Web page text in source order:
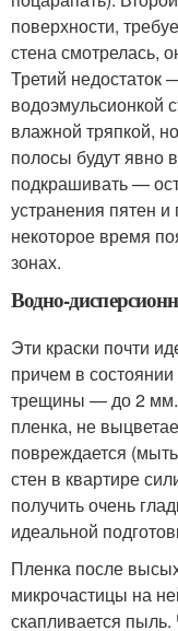
поверхности,
стена смотрелась,
Третий
водоэмульсионкой
влажной тряпкой,
полосы будут явно
подкрашивать —
устранения пятен и
некоторое время
зонах.
Водно-
Эти краски почти
причем в
трещины — до 2
пленка, не
повреждается
стен в квартире
получить очень
идеальной
Пленка после
микрочастицы на
скапливается